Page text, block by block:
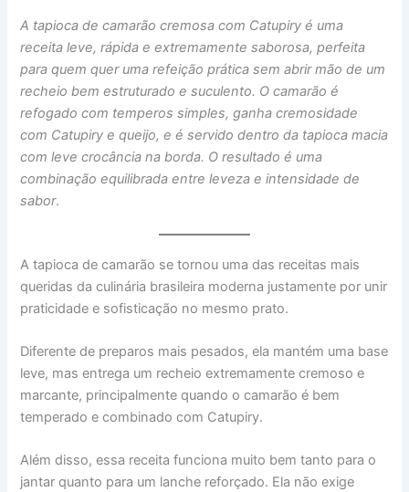
A tapioca de camarão cremosa com Catupiry é uma
receita leve, rápida e extremamente saborosa, perfeita
para quem quer uma refeição prática sem abrir mão de um
recheio bem estruturado e suculento. O camarão é
refogado com temperos simples, ganha cremosidade
com Catupiry e queijo, e é servido dentro da tapioca macia
com leve crocância na borda. O resultado é uma
combinação equilibrada entre leveza e intensidade de
sabor.
A tapioca de camarão se tornou uma das receitas mais
queridas da culinária brasileira moderna justamente por unir
praticidade e sofisticação no mesmo prato.
Diferente de preparos mais pesados, ela mantém uma base
leve, mas entrega um recheio extremamente cremoso e
marcante, principalmente quando o camarão é bem
temperado e combinado com Catupiry.
Além disso, essa receita funciona muito bem tanto para o
jantar quanto para um lanche reforçado. Ela não exige